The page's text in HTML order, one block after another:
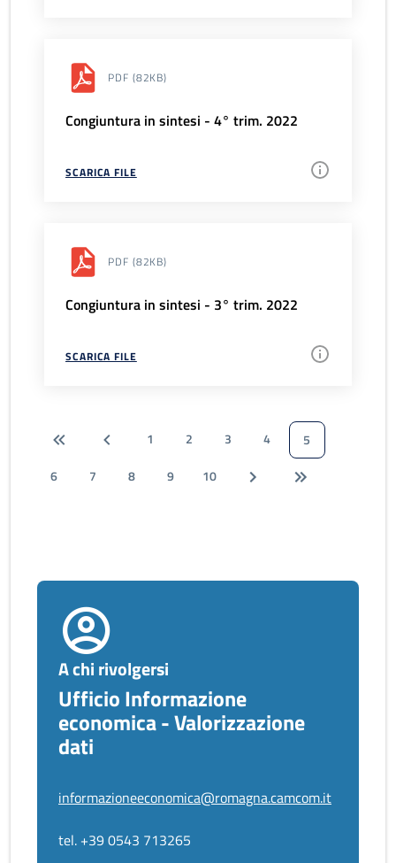
PDF (82KB)
Congiuntura in sintesi - 4° trim. 2022
SCARICA FILE
PDF (82KB)
Congiuntura in sintesi - 3° trim. 2022
SCARICA FILE
1 2 3 4
5
6
7 8 9 10
A chi rivolgersi
Ufficio Informazione
economica - Valorizzazione
dati
informazioneeconomica@romagna.camcom.it
tel. +39 0543 713265